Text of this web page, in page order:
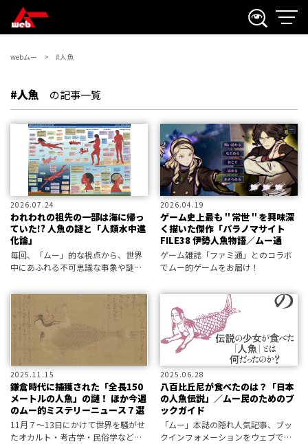
webムー #人魚
#人魚 の記事一覧
2026.07.24
われわれの祖先の一部は海に帰っ
ていた!? 人魚の謎と「人類水中進
化論」
毎回、「ムー」的な視点から、世界
中にあふれる不可思議な事象や謎め
ィア。 今回は、古代から世界各地で
目撃された人魚の存在と、人類がか
つて海中で進化したという大胆な仮
説を取
2026.04.19
ゲーム史上最も＂常世＂を興味深
く描いた傑作「パラノマサイト
FILE38 伊勢人魚物語／ムー通
ゲーム雑誌「ファミ通」とのコラボ
でムー的ゲームをお届け！
2025.11.15
鎌倉時代に捕獲された「全長150
メートルの人魚」の謎！ ほか今週
のムー的ミステリーニュース７選
11月７～13日にかけて世界を騒がせ
たオカルト・考古学・民俗学などの
2025.06.28
八百比丘尼が食べたのは？「日本
の人魚伝説」／ムー民のためのブ
ックガイド
「ムー」本誌の隠れ人気記事、ブッ
クインフォメーションをウェブで公